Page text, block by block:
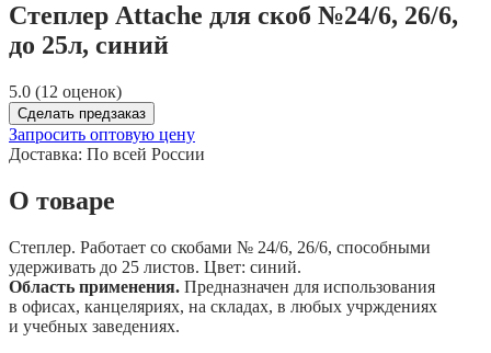
Степлер Attache для скоб №24/6, 26/6,
до 25л, синий
5.0 (12 оценок)
Сделать предзаказ
Запросить оптовую цену
Доставка: По всей России
О товаре
Степлер. Работает со скобами № 24/6, 26/6, способными
удерживать до 25 листов. Цвет: синий.
Область применения. Предназначен для использования
в офисах, канцеляриях, на складах, в любых учрждениях
и учебных заведениях.